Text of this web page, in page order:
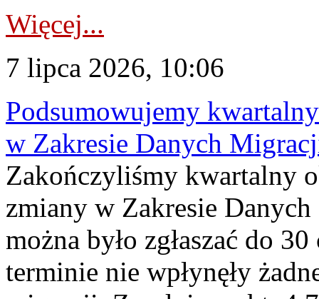
Więcej...
7 lipca 2026, 10:06
Podsumowujemy
w Zakresie Danych
Zakończyliśmy kwartalny
zmiany w Zakresie
można było zgłaszać do
terminie nie wpłynęły